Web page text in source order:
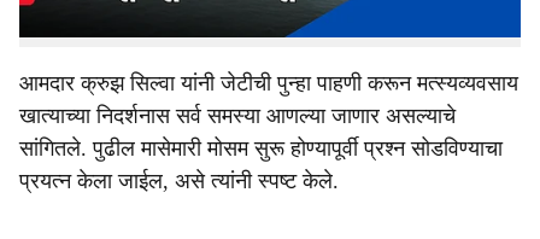
अशी अपेक्षा व्यक्त होत आहे.
आमदार क्रुझ सिल्वा यांनी जेटीची पुन्हा पाहणी करून मत्स्यव्यवसाय
खात्याच्या निदर्शनास सर्व समस्या आणल्या जाणार असल्याचे
सांगितले. पुढील मासेमारी मोसम सुरू होण्यापूर्वी प्रश्न सोडविण्याचा
प्रयत्न केला जाईल, असे त्यांनी स्पष्ट केले.